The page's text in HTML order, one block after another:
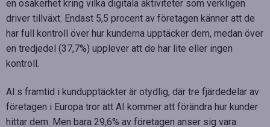
en osäkerhet kring vilka digitala aktiviteter som verkligen
driver tillväxt. Endast 5,5 procent av företagen känner att de
har full kontroll över hur kunderna upptäcker dem, medan över
en tredjedel (37,7%) upplever att de har lite eller ingen
kontroll.
AI:s framtid i kundupptäckter är otydlig, där tre fjärdedelar av
företagen i Europa tror att AI kommer att förändra hur kunder
hittar dem. Men bara 29,6% av företagen anser sig vara